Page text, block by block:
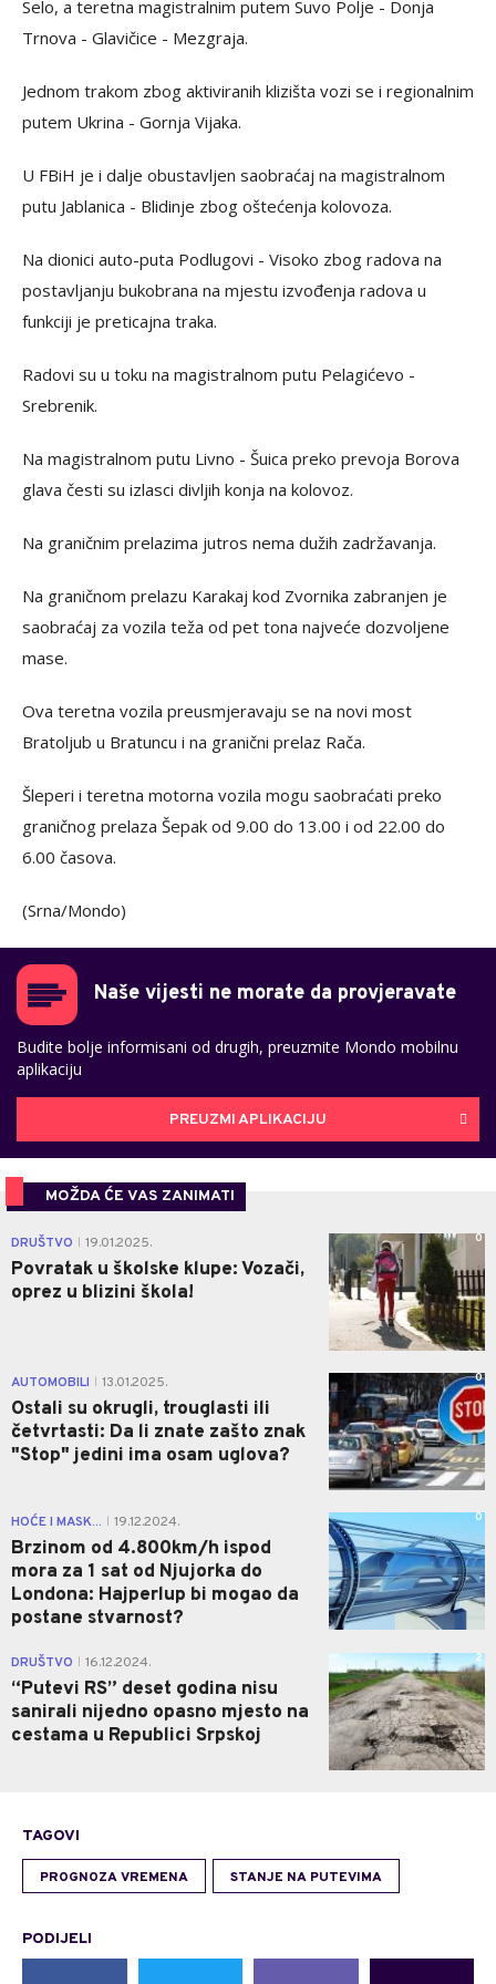
Selo, a teretna magistralnim putem Suvo Polje - Donja
Trnova - Glavičice - Mezgraja.
Jednom trakom zbog aktiviranih klizišta vozi se i regionalnim
putem Ukrina - Gornja Vijaka.
U FBiH je i dalje obustavljen saobraćaj na magistralnom
putu Jablanica - Blidinje zbog oštećenja kolovoza.
Na dionici auto-puta Podlugovi - Visoko zbog radova na
postavljanju bukobrana na mjestu izvođenja radova u
funkciji je preticajna traka.
Radovi su u toku na magistralnom putu Pelagićevo -
Srebrenik.
Na magistralnom putu Livno - Šuica preko prevoja Borova
glava česti su izlasci divljih konja na kolovoz.
Na graničnim prelazima jutros nema dužih zadržavanja.
Na graničnom prelazu Karakaj kod Zvornika zabranjen je
saobraćaj za vozila teža od pet tona najveće dozvoljene
mase.
Ova teretna vozila preusmjeravaju se na novi most
Bratoljub u Bratuncu i na granični prelaz Rača.
Šleperi i teretna motorna vozila mogu saobraćati preko
graničnog prelaza Šepak od 9.00 do 13.00 i od 22.00 do
6.00 časova.
(Srna/Mondo)
Naše vijesti ne morate da provjeravate
Budite bolje informisani od drugih, preuzmite Mondo mobilnu
aplikaciju
PREUZMI APLIKACIJU
MOŽDA ĆE VAS ZANIMATI
DRUŠTVO 19.01.2025.
Povratak u školske klupe: Vozači,
oprez u blizini škola!
0
AUTOMOBILI 13.01.2025.
Ostali su okrugli, trouglasti ili
četvrtasti: Da li znate zašto znak
"Stop" jedini ima osam uglova?
0
HOĆE I MASK... 19.12.2024.
Brzinom od 4.800km/h ispod
mora za 1 sat od Njujorka do
Londona: Hajperlup bi mogao da
postane stvarnost?
0
DRUŠTVO 16.12.2024.
“Putevi RS” deset godina nisu
sanirali nijedno opasno mjesto na
cestama u Republici Srpskoj
2
TAGOVI
PROGNOZA VREMENA STANJE NA PUTEVIMA
PODIJELI